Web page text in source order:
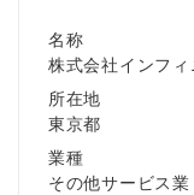
名称
株式会社インフ
所在地
東京都
業種
その他サービス業